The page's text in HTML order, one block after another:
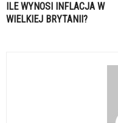
ILE WYNOSI INFLACJA W
WIELKIEJ BRYTANII?